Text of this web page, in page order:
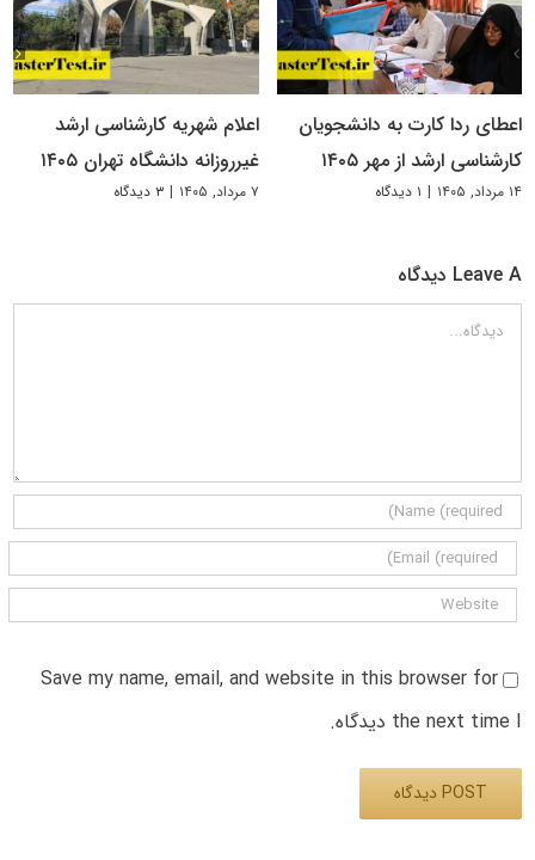
اعطای ردا کارت به دانشجویان
کارشناسی ارشد از مهر ۱۴۰۵
۱۴ مرداد, ۱۴۰۵ | ۱ دیدگاه
اعلام شهریه کارشناسی ارشد
غیرروزانه دانشگاه تهران ۱۴۰۵
۷ مرداد, ۱۴۰۵ | ۳ دیدگاه
Leave A دیدگاه
دیدگاه
Save my name, email, and website in this browser for
the next time I دیدگاه.